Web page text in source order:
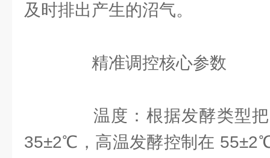
及时排出产生的沼气。
精准调控核心参数
温度：根据发酵类型把
35±2℃，高温发酵控制在